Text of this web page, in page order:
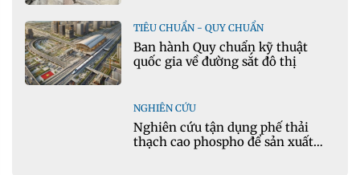
TIÊU CHUẨN - QUY CHUẨN
Ban hành Quy chuẩn kỹ thuật
quốc gia về đường sắt đô thị
NGHIÊN CỨU
Nghiên cứu tận dụng phế thải
thạch cao phospho để sản xuất